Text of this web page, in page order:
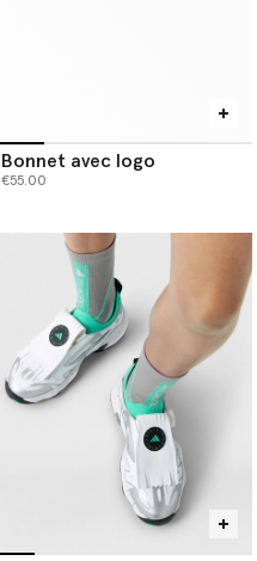
Bonnet avec logo
€55.00